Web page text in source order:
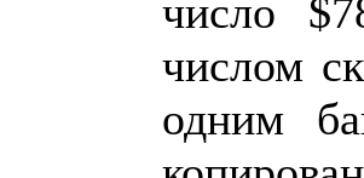
число
числом
одним